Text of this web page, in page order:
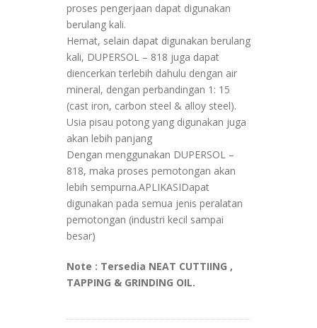
proses pengerjaan dapat digunakan
berulang kali.
Hemat, selain dapat digunakan berulang
kali, DUPERSOL – 818 juga dapat
diencerkan terlebih dahulu dengan air
mineral, dengan perbandingan 1: 15
(cast iron, carbon steel & alloy steel).
Usia pisau potong yang digunakan juga
akan lebih panjang
Dengan menggunakan DUPERSOL –
818, maka proses pemotongan akan
lebih sempurna.APLIKASIDapat
digunakan pada semua jenis peralatan
pemotongan (industri kecil sampai
besar)
Note : Tersedia NEAT CUTTIING ,
TAPPING & GRINDING OIL.